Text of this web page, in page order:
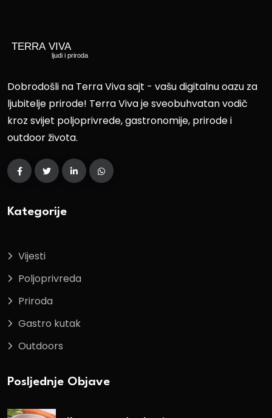
Dobrodošli na Terra Viva sajt - vašu digitalnu oazu za
ljubitelje prirode! Terra Viva je sveobuhvatan vodič
kroz svijet poljoprivrede, gastronomije, prirode i
outdoor života.
Kategorije
Vijesti
Poljoprivreda
Priroda
Gastro kutak
Outdoors
Posljednje Objave